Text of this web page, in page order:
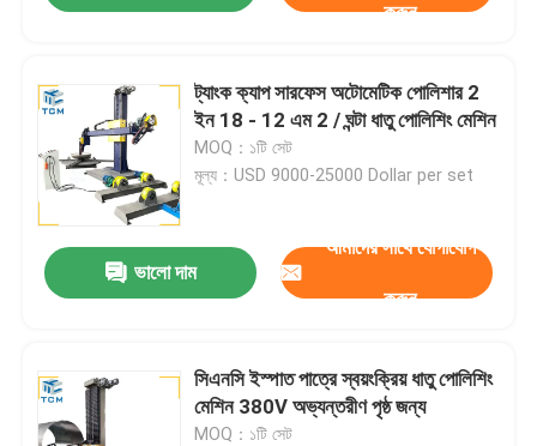
করুন
ট্যাংক ক্যাপ সারফেস অটোমেটিক পোলিশার 2
ইন 18 - 12 এম 2 / ঘন্টা ধাতু পোলিশিং মেশিন
MOQ：১টি সেট
মূল্য：USD 9000-25000 Dollar per set
ভালো দাম
আমাদের সাথে যোগাযোগ
করুন
সিএনসি ইস্পাত পাত্রে স্বয়ংক্রিয় ধাতু পোলিশিং
মেশিন 380V অভ্যন্তরীণ পৃষ্ঠ জন্য
MOQ：১টি সেট